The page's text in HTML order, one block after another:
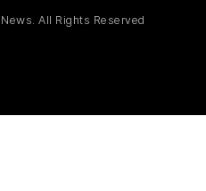
All Rights Reserved